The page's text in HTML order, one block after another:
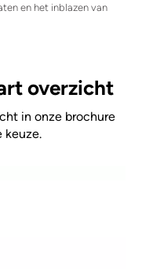
en het inblazen van
overzicht
in onze brochure
keuze.